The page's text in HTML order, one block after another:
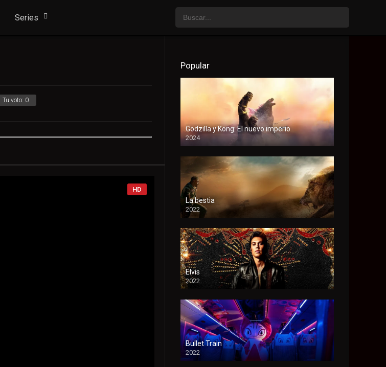
Series
Tu voto: 0
HD
Popular
Godzilla y Kong: El nuevo imperio
2024
HD
La bestia
2022
Elvis
2022
Bullet Train
2022